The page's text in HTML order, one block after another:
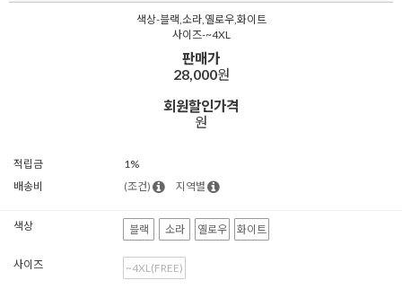
색상-블랙,소라,옐로우,화이트
사이즈-~4XL
판매가
28,000원
회원할인가격
원
적립금
1%
배송비
(조건) 지역별
색상 블랙 소라 옐로우 화이트
사이즈 ~4XL(FREE)